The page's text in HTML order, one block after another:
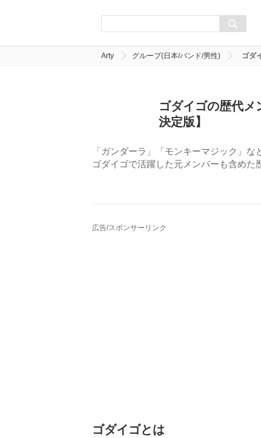
Arty グループ(日本/バンド/男性) ゴダ
ゴダイゴの歴代メ
決定版】
「ガンダーラ」「モンキーマジック」
ゴダイゴで活躍した元メンバーも含めた
広告/スポンサーリンク
ゴダイゴとは